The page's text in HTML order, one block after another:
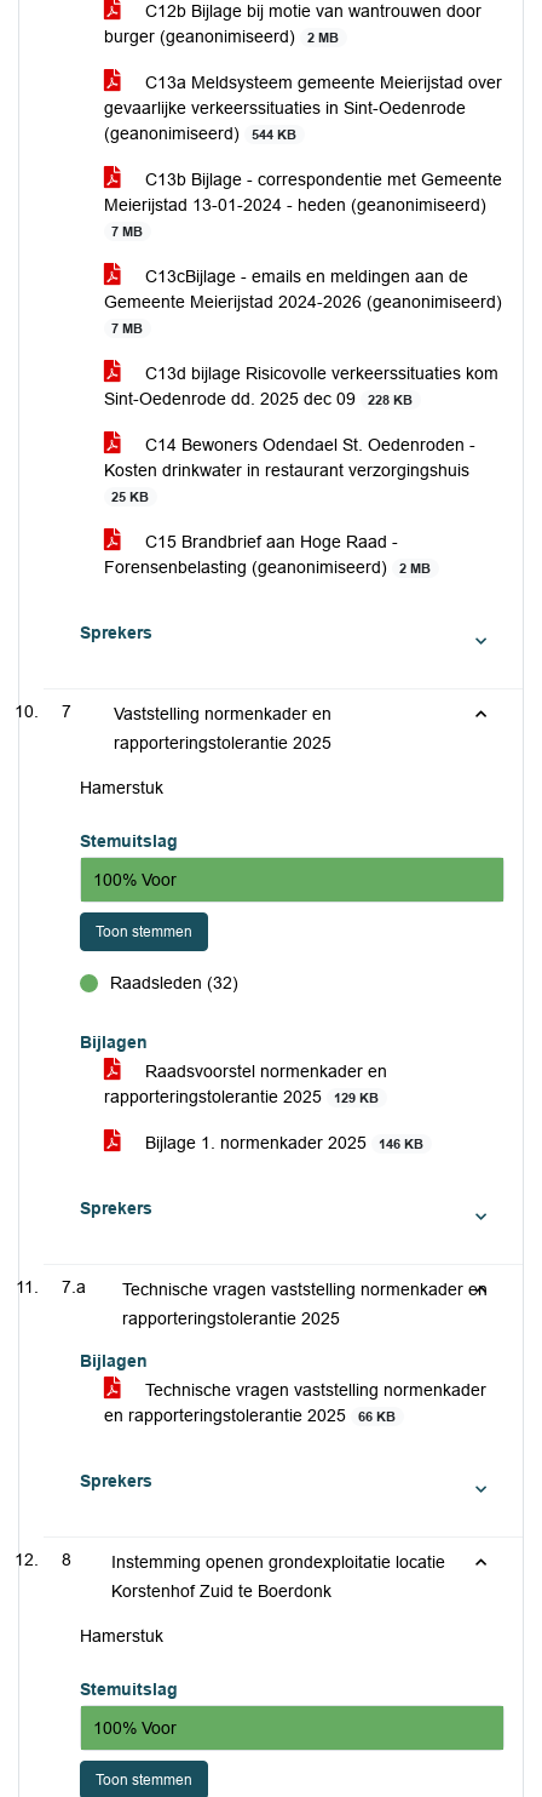
C12b Bijlage bij motie van wantrouwen door
burger (geanonimiseerd)
2 MB
C13a Meldsysteem gemeente Meierijstad over
gevaarlijke verkeerssituaties in Sint-Oedenrode
(geanonimiseerd)
544 KB
C13b Bijlage - correspondentie met Gemeente
Meierijstad 13-01-2024 - heden (geanonimiseerd)
7 MB
C13cBijlage - emails en meldingen aan de
Gemeente Meierijstad 2024-2026 (geanonimiseerd)
7 MB
C13d bijlage Risicovolle verkeerssituaties kom
Sint-Oedenrode dd. 2025 dec 09
228 KB
C14 Bewoners Odendael St. Oedenroden -
Kosten drinkwater in restaurant verzorgingshuis
25 KB
C15 Brandbrief aan Hoge Raad -
Forensenbelasting (geanonimiseerd)
2 MB
Sprekers
7
Vaststelling normenkader en
rapporteringstolerantie 2025
Hamerstuk
Stemuitslag
100% Voor
Toon stemmen
Raadsleden (32)
Bijlagen
Raadsvoorstel normenkader en
rapporteringstolerantie 2025
129 KB
Bijlage 1. normenkader 2025 146 KB
Sprekers
7.a
Technische vragen vaststelling normenkader en
rapporteringstolerantie 2025
Bijlagen
Technische vragen vaststelling normenkader
en rapporteringstolerantie 2025
66 KB
Sprekers
8
Instemming openen grondexploitatie locatie
Korstenhof Zuid te Boerdonk
Hamerstuk
Stemuitslag
100% Voor
Toon stemmen